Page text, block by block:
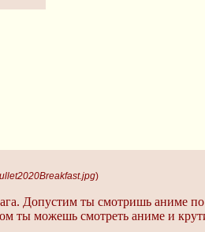
)
Допустим ты смотришь аниме
ты можешь смотреть аниме и